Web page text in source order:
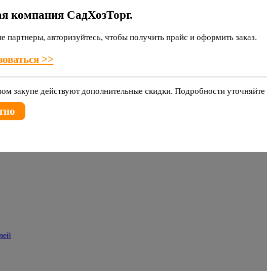
баки
компания СадХозТорг.
партнеры, авторизуйтесь, чтобы получить прайс и оформить заказ.
>>
закупе действуют дополнительные скидки. Подробности